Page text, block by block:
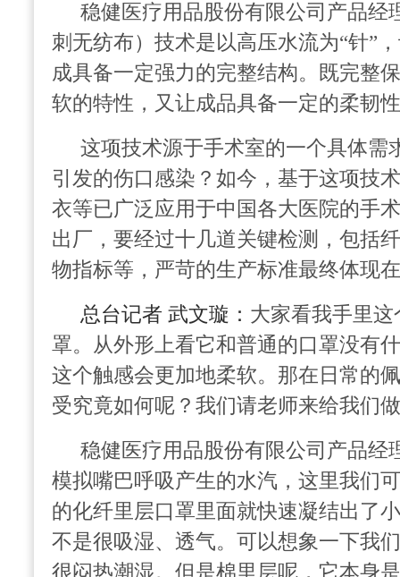
稳健医疗用品股份有限公司产品经
刺无纺布）技术是以高压水流为“针”
成具备一定强力的完整结构。既完整
软的特性，又让成品具备一定的柔韧
这项技术源于手术室的一个具体需
引发的伤口感染？如今，基于这项技
衣等已广泛应用于中国各大医院的手
出厂，要经过十几道关键检测，包括
物指标等，严苛的生产标准最终体现
总台记者 武文璇： 大家看我手里
罩。从外形上看它和普通的口罩没有
这个触感会更加地柔软。那在日常的
受究竟如何呢？我们请老师来给我们
稳健医疗用品股份有限公司产品经
模拟嘴巴呼吸产生的水汽，这里我们
的化纤里层口罩里面就快速凝结出了
不是很吸湿、透气。可以想象一下我
很闷热潮湿。但是棉里层呢，它本身